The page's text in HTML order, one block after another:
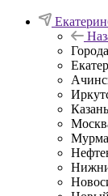
Города
Казань